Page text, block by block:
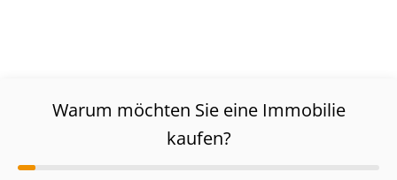
Warum möchten Sie eine Immobilie
kaufen?